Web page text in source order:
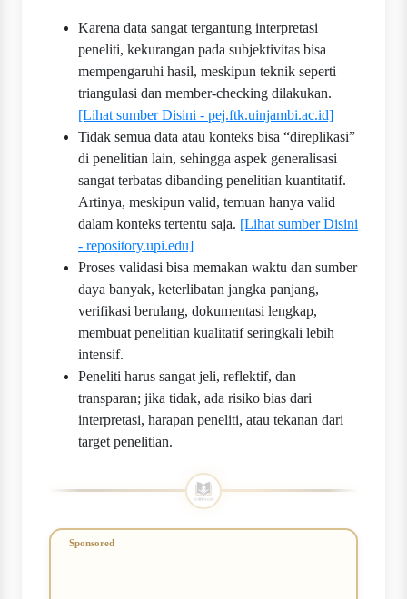
Karena data sangat tergantung interpretasi
peneliti, kekurangan pada subjektivitas bisa
mempengaruhi hasil, meskipun teknik seperti
triangulasi dan member-checking dilakukan.
[Lihat sumber Disini - pej.ftk.uinjambi.ac.id]
Tidak semua data atau konteks bisa “direplikasi”
di penelitian lain, sehingga aspek generalisasi
sangat terbatas dibanding penelitian kuantitatif.
Artinya, meskipun valid, temuan hanya valid
dalam konteks tertentu saja. [Lihat sumber Disini
- repository.upi.edu]
Proses validasi bisa memakan waktu dan sumber
daya banyak, keterlibatan jangka panjang,
verifikasi berulang, dokumentasi lengkap,
membuat penelitian kualitatif seringkali lebih
intensif.
Peneliti harus sangat jeli, reflektif, dan
transparan; jika tidak, ada risiko bias dari
interpretasi, harapan peneliti, atau tekanan dari
target penelitian.